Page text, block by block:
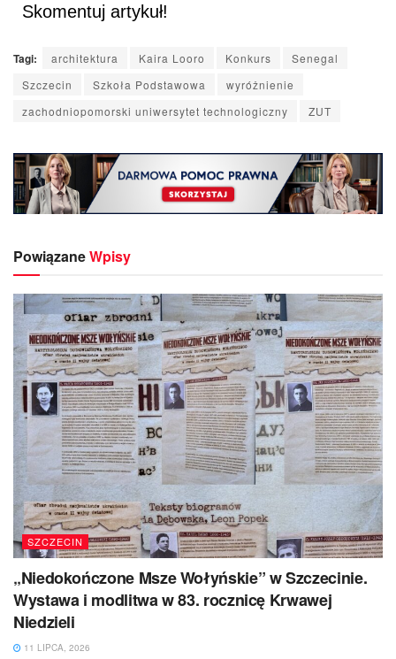
Skomentuj artykuł!
Tagi: architektura Kaira Looro Konkurs
Senegal
Szczecin
Szkoła Podstawowa
wyróżnienie
zachodniopomorski uniwersytet technologiczny
ZUT
PowiązaneWpisy
SZCZECIN
„Niedokończone Msze Wołyńskie” w Szczecinie.
Wystawa i modlitwa w 83. rocznicę Krwawej
Niedzieli
11 LIPCA, 2026